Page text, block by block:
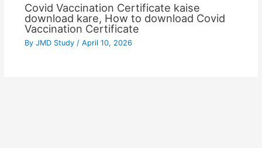
Covid Vaccination Certificate kaise
download kare, How to download Covid
Vaccination Certificate
By JMD Study / April 10, 2026